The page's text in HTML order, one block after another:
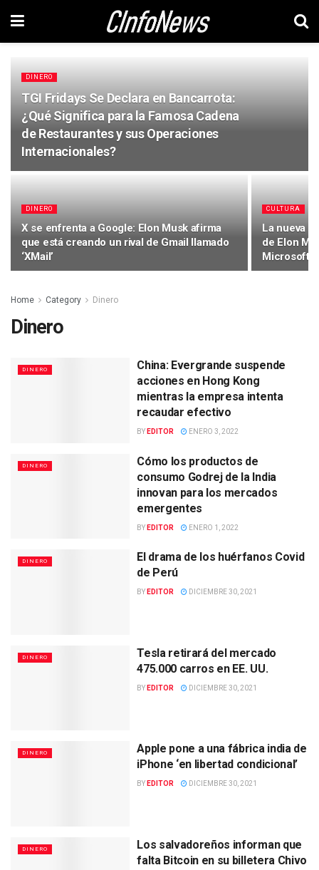
DINERO
TGI Fridays Se Declara en Bancarrota:
¿Qué Significa para la Famosa Cadena
de Restaurantes y sus Operaciones
Internacionales?
DINERO
X se enfrenta a Google: Elon Musk afirma
que está creando un rival de Gmail llamado
‘XMail’
CULTURA
La nueva
de Elon
Microsoft
Home Category Dinero
Dinero
DINERO
China: Evergrande suspende
acciones en Hong Kong
mientras la empresa intenta
recaudar efectivo
BY EDITOR ENERO 3, 2022
DINERO
Cómo los productos de
consumo Godrej de la India
innovan para los mercados
emergentes
BY EDITOR ENERO 1, 2022
DINERO
El drama de los huérfanos Covid
de Perú
BY EDITOR DICIEMBRE 30, 2021
DINERO
Tesla retirará del mercado
475.000 carros en EE. UU.
BY EDITOR DICIEMBRE 30, 2021
DINERO
Apple pone a una fábrica india de
iPhone ‘en libertad condicional’
BY EDITOR DICIEMBRE 30, 2021
DINERO
Los salvadoreños informan que
falta Bitcoin en su billetera Chivo